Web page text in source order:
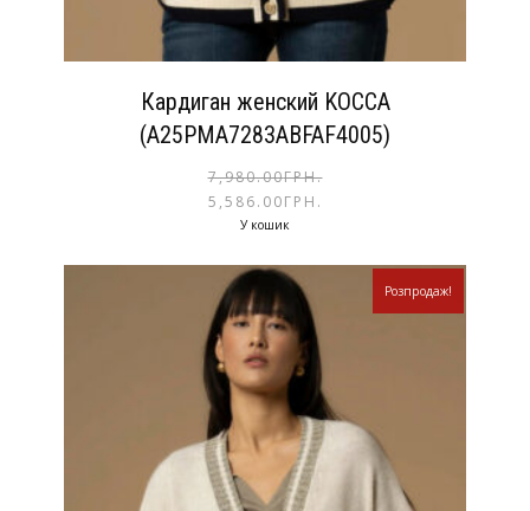
Кардиган женский KOCCA
(A25PMA7283ABFAF4005)
7,980.00ГРН.
5,586.00ГРН.
У кошик
Розпродаж!